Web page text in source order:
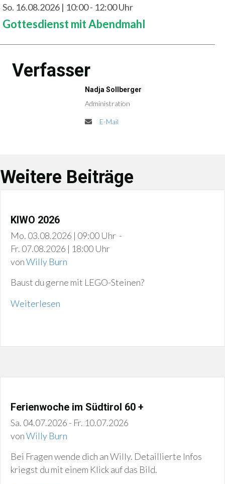
So. 16.08.2026 | 10:00 - 12:00 Uhr
Gottesdienst mit Abendmahl
Verfasser
Nadja Sollberger
Administration
E-Mail
Weitere Beiträge
KIWO 2026
Mo. 03.08.2026 | 09:00 Uhr -
Fr. 07.08.2026 | 18:00 Uhr
vonWilly Burn
Baust du gerne mit LEGO-Steinen?
Weiterlesen
Ferienwoche im Südtirol 60 +
Sa. 04.07.2026 - Fr. 10.07.2026
vonWilly Burn
Bei Fragen wende dich an Willy. Detaillierte Infos
kriegst du mit einem Klick auf das Bild.